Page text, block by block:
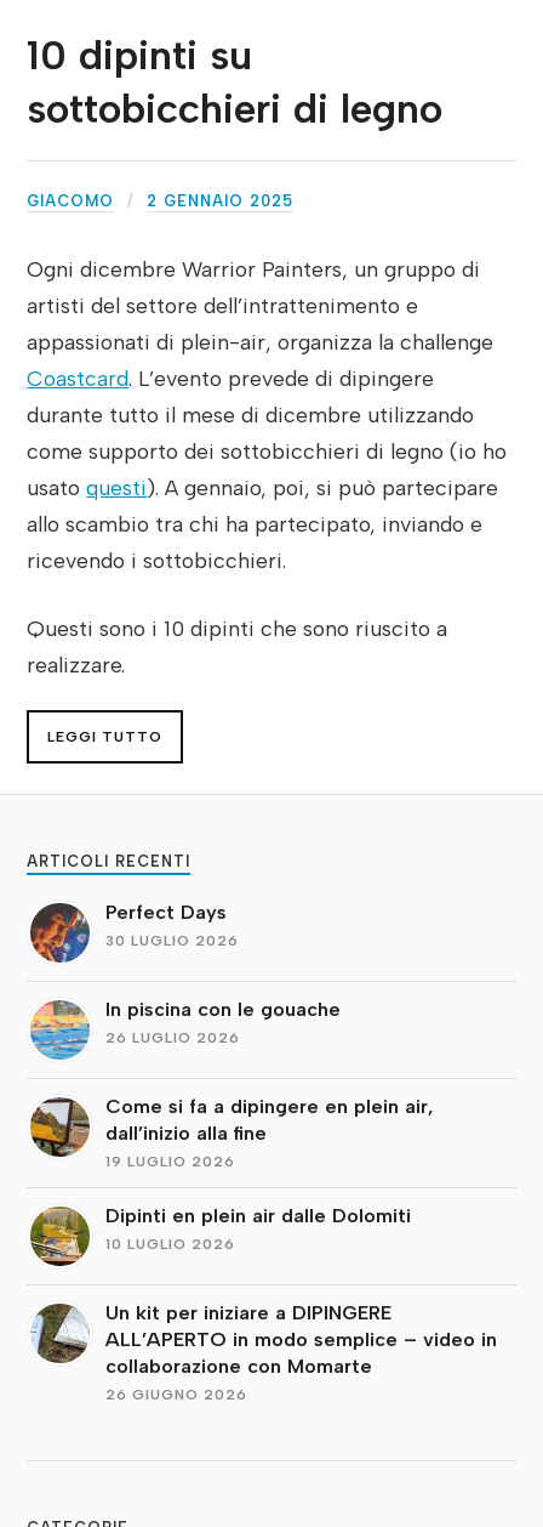
10 dipinti su
sottobicchieri di legno
GIACOMO 2 GENNAIO 2025
Ogni dicembre Warrior Painters, un gruppo di
artisti del settore dell’intrattenimento e
appassionati di plein-air, organizza la challenge
Coastcard. L’evento prevede di dipingere
durante tutto il mese di dicembre utilizzando
come supporto dei sottobicchieri di legno (io ho
usatoquesti). A gennaio, poi, si può partecipare
allo scambio tra chi ha partecipato, inviando e
ricevendo i sottobicchieri.
Questi sono i 10 dipinti che sono riuscito a
realizzare.
LEGGI TUTTO
ARTICOLI RECENTI
Perfect Days
30 LUGLIO 2026
In piscina con le gouache
26 LUGLIO 2026
Come si fa a dipingere en plein air,
dall’inizio alla fine
19 LUGLIO 2026
Dipinti en plein air dalle Dolomiti
10 LUGLIO 2026
Un kit per iniziare a DIPINGERE
ALL’APERTO in modo semplice – video in
collaborazione con Momarte
26 GIUGNO 2026